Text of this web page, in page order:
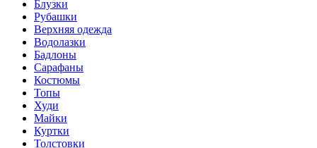
Блузки
Рубашки
Верхняя одежда
Водолазки
Бадлоны
Сарафаны
Костюмы
Топы
Худи
Майки
Куртки
Толстовки